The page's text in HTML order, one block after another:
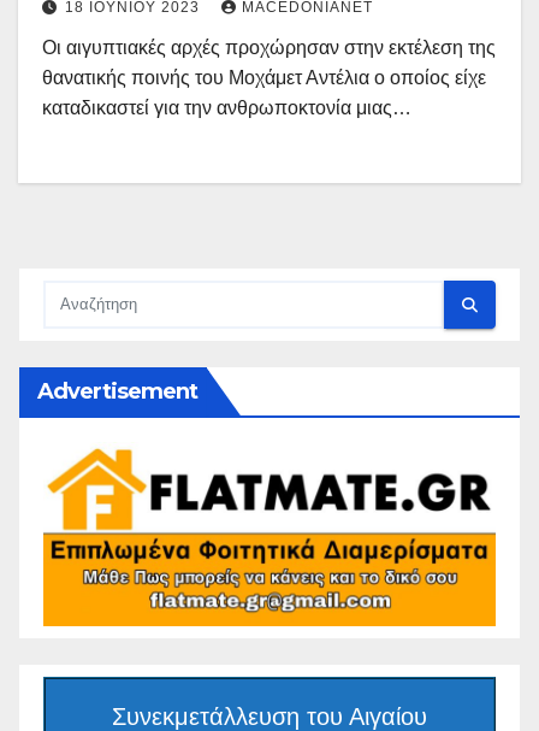
18 ΙΟΥΝΊΟΥ 2023 MACEDONIANET
Οι αιγυπτιακές αρχές προχώρησαν στην εκτέλεση της
θανατικής ποινής του Μοχάμετ Αντέλια ο οποίος είχε
καταδικαστεί για την ανθρωποκτονία μιας…
Advertisement
Συνεκμετάλλευση του Αιγαίου